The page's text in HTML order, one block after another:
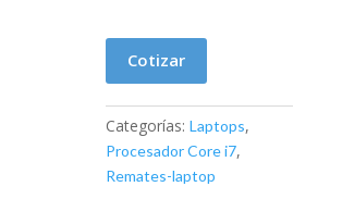
Cotizar
Categorías:Laptops,
Procesador Core i7,
Remates-laptop